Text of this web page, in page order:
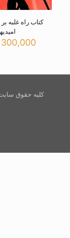
کتاب راه غلبه بر
300,000
کلیه حقوق